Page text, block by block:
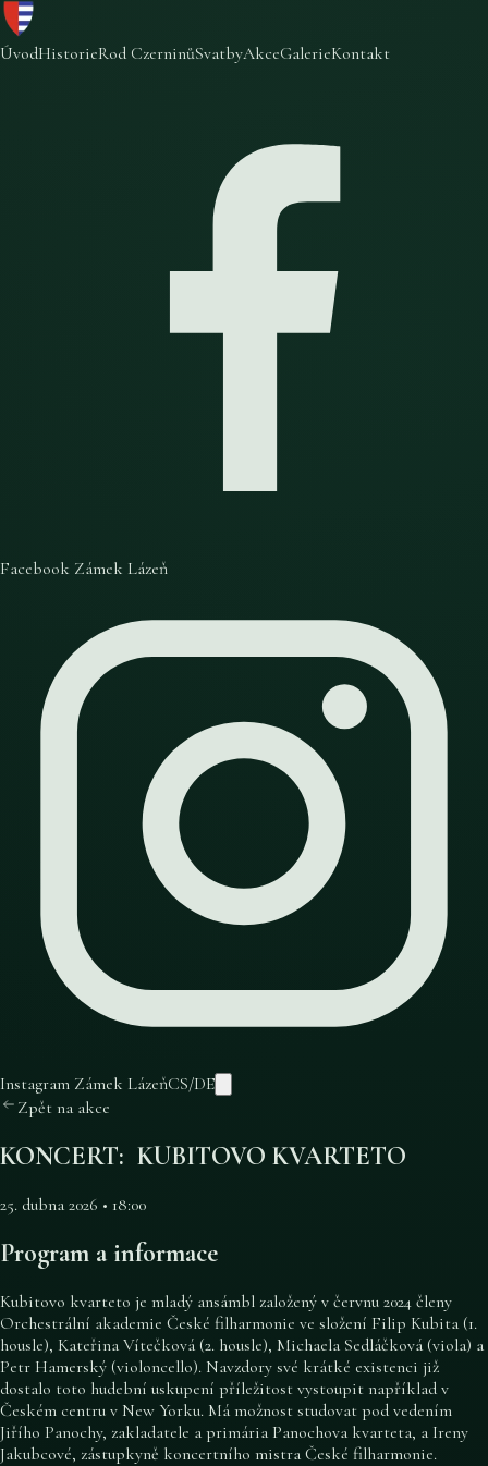
ÚvodHistorieRod CzerninůSvatbyAkceGalerieKontakt
Facebook Zámek Lázeň
Instagram Zámek LázeňCS/DE
Zpět na akce
KONCERT: KUBITOVO KVARTETO
25. dubna 2026 • 18:00
Program a informace
Kubitovo kvarteto je mladý ansámbl založený v červnu 2024 členy
Orchestrální akademie České filharmonie ve složení Filip Kubita (1.
housle), Kateřina Vítečková (2. housle), Michaela Sedláčková (viola) a
Petr Hamerský (violoncello). Navzdory své krátké existenci již
dostalo toto hudební uskupení příležitost vystoupit například v
Českém centru v New Yorku. Má možnost studovat pod vedením
Jiřího Panochy, zakladatele a primária Panochova kvarteta, a Ireny
Jakubcové, zástupkyně koncertního mistra České filharmonie.